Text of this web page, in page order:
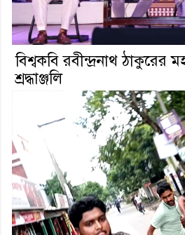
বিশ্বকবি রবীন্দ্রনাথ ঠাকুরের
শ্রদ্ধাঞ্জলি